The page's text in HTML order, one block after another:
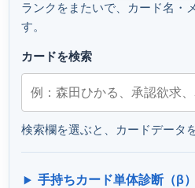
ランクをまたいで、カード名・
す。
カードを検索
検索欄を選ぶと、カードデータ
手持ちカード単体診断（β）